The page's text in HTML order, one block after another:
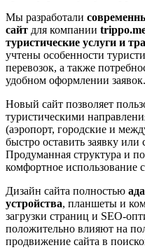
Мы разработали
сайт для компании
туристические услуги и
учтены особенности
перевозок, а также
удобном оформлении заявок.
Новый сайт позволяет
туристическими
(аэропорт, городские и
быстро оставить заявку или
Продуманная структура и
комфортное использование
Дизайн сайта полностью
устройства, планшеты и
загрузки страниц и SEO-
положительно влияют на
продвижение сайта в